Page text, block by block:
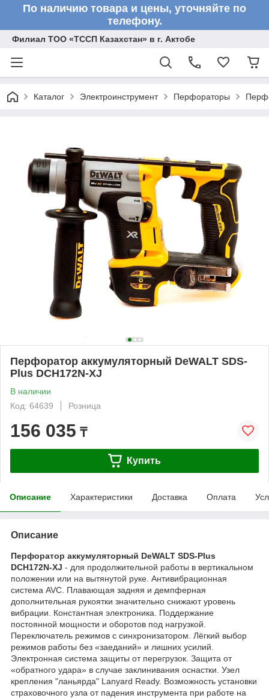
По наличию товара и цены, уточняйте по
телефону.
Филиал ТОО «ТССП Казахстан» в г. Актобе
Каталог Электроинструмент Перфораторы
Перфоратор аккумуляторный DeWALT SDS-
Plus DCH172N-XJ
В наличии
Код: 64639
Розница
156 035 ₸
Купить
Описание Характеристики Доставка Оплата
Описание
Перфоратор аккумуляторный DeWALT SDS-Plus
DCH172N-XJ - для продолжительной работы в вертикальном
положении или на вытянутой руке. Антивибрационная
система AVC. Плавающая задняя и демпферная
дополнительная рукоятки значительно снижают уровень
вибрации. Константная электроника. Поддержание
постоянной мощности и оборотов под нагрузкой.
Переключатель режимов с синхронизатором. Лёгкий выбор
режимов работы без «заеданий» и лишних усилий.
Электронная система защиты от перегрузок. Защита от
«обратного удара» в случае заклинивания оснастки. Узел
крепления "ланьярда" Lanyard Ready. Возможность установки
страховочного узла от падения инструмента при работе на